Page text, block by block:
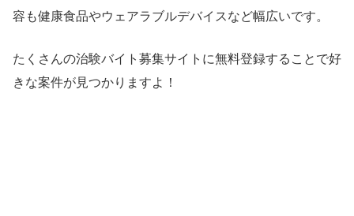
容も健康食品やウェアラブルデバイスなど幅広いです。
たくさんの治験バイト募集サイトに無料登録することで好
きな案件が見つかりますよ！